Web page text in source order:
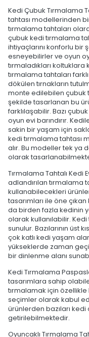
Kedi Çubuk Tırmalama
tahtası modellerinden
tırmalama tahtaları
çubuk kedi tırmalama
ihtiyaçlarını konforlu bir
esneyebilirler ve oyun
tırmaladıkları
tırmalama tahtaları
dökülen tırnakların
monte edilebilen çubuk
şekilde tasarlanan bu
farklılaşabilir. Bazı
oyun evi barındırır.
sakin bir yaşam için
kedi tırmalama tahtası
alır. Bu modeller tek ya
olarak
Tırmalama Tahtalı Kedi
adlandırılan tırmalama
kullanabilecekleri
tasarımları ile öne
da birden fazla kedinin
olarak kullanılabilir.
sunulur. Bazılarının üst
çok katlı kedi yaşam
yükseklerde zaman
bir dinlenme alanı
Kedi Tırmalama
tasarımlara sahip
tırmalamak için
seçimler olarak kabul
ürünlerden bazıları
getirilebilmektedir.
Oyuncaklı Tırmalama